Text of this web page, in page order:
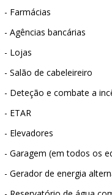
- Farmácias
- Agências bancárias
- Lojas
- Salão de cabeleireiro
- Deteção e combate a
- ETAR
- Elevadores
- Garagem (em todos os
- Gerador de energia